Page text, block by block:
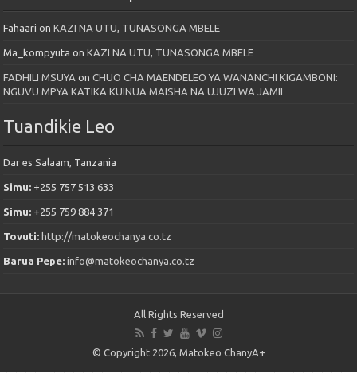
Fahaari onKAZI NA UTU, TUNASONGA MBELE
Ma_kompyuta onKAZI NA UTU, TUNASONGA MBELE
FADHILI MSUYA onCHUO CHA MAENDELEO YA WANANCHI KIGAMBONI:
NGUVU MPYA KATIKA KUINUA MAISHA NA UJUZI WA JAMII
Tuandikie Leo
Dar es Salaam, Tanzania
Simu: +255 757 513 633
Simu: +255 759 884 371
Tovuti: http://matokeochanya.co.tz
Barua Pepe:info@matokeochanya.co.tz
All Rights Reserved
© Copyright 2026, Matokeo ChanyA+